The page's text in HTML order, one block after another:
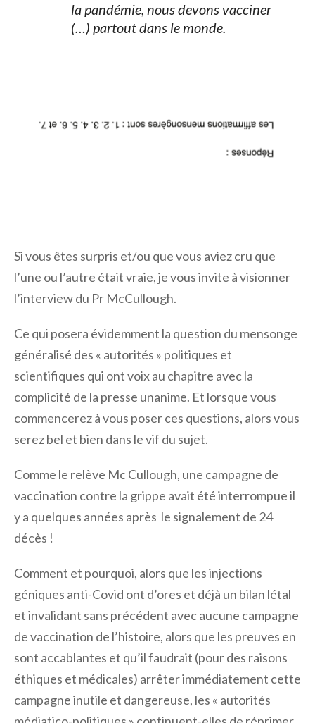
la pandémie, nous devons vacciner
(…) partout dans le monde.
Si vous êtes surpris et/ou que vous aviez cru que
l’une ou l’autre était vraie, je vous invite à visionner
l’interview du Pr McCullough.
Ce qui posera évidemment la question du mensonge
généralisé des « autorités » politiques et
scientifiques qui ont voix au chapitre avec la
complicité de la presse unanime. Et lorsque vous
commencerez à vous poser ces questions, alors vous
serez bel et bien dans le vif du sujet.
Comme le relève Mc Cullough, une campagne de
vaccination contre la grippe avait été interrompue il
y a quelques années après le signalement de 24
décès !
Comment et pourquoi, alors que les injections
géniques anti-Covid ont d’ores et déjà un bilan létal
et invalidant sans précédent avec aucune campagne
de vaccination de l’histoire, alors que les preuves en
sont accablantes et qu’il faudrait (pour des raisons
éthiques et médicales) arrêter immédiatement cette
campagne inutile et dangereuse, les « autorités